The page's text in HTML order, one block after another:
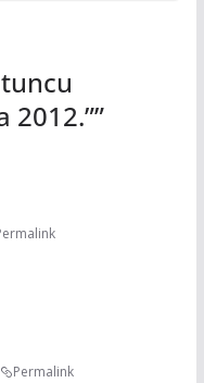
2012.””
Permalink